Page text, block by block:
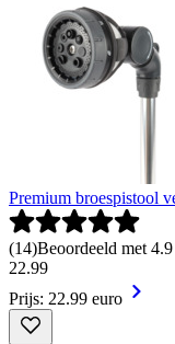
Premium broespistool
(14)Beoordeeld met
22.99
Prijs: 22.99 euro